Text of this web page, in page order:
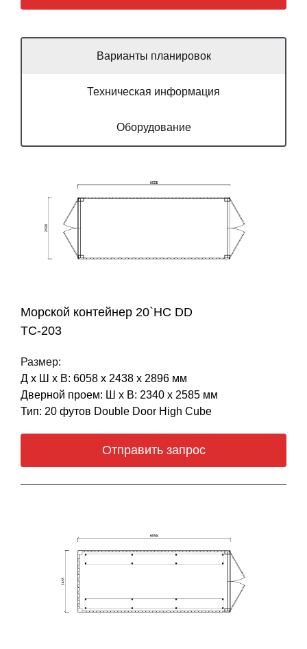
Варианты планировок
Техническая информация
Оборудование
Морской контейнер 20`HC DD
ТС-203
Размер:
Д х Ш х В: 6058 х 2438 х 2896 мм
Дверной проем: Ш х В: 2340 х 2585 мм
Тип: 20 футов Double Door High Cube
Отправить запрос